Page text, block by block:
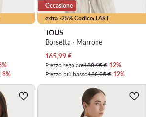
-8%
extra -25% Codice: LAST
Occasione
TOUS
Borsetta · Marrone
Prezzo attuale
165,99€
Prezzo regolare188,95 €-12%
Prezzo più basso188,95 €-12%